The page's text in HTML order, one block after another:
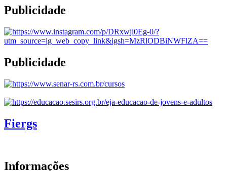
Publicidade
Publicidade
Fiergs
Informações